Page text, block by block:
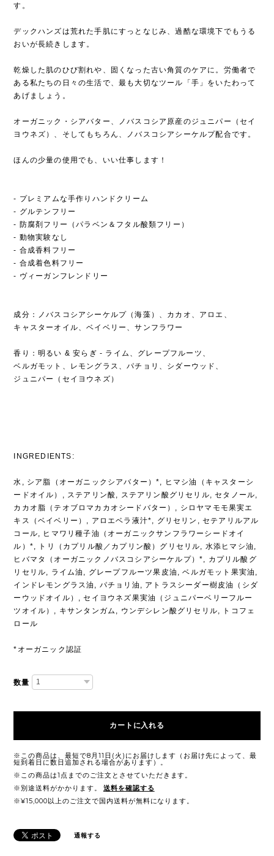
す。
デックハンズは荒れた手肌にすっとなじみ、過酷な環境下でもうる
おいが長続きします。
乾燥した肌のひび割れや、固くなった古い角質のケアに。労働者で
ある私たちの日々の生活で、最も大切なツール「手」をいたわって
あげましょう。
オーガニック・シアバター、ノバスコシア原産のジュニパー（セイ
ヨウネズ）、そしてもちろん、ノバスコシアシーケルプ配合です。
ほんの少量の使用でも、いい仕事します！
- プレミアムな手作りハンドクリーム
- グルテンフリー
- 防腐剤フリー（パラベン＆フタル酸類フリー）
- 動物実験なし
- 合成香料フリー
- 合成着色料フリー
- ヴィーガンフレンドリー
成分：ノバスコシアシーケルプ（海藻）、カカオ、アロエ、
キャスターオイル、ベイベリー、サンフラワー
香り：明るい & 安らぎ - ライム、グレープフルーツ、
ベルガモット、レモングラス、パチョリ、シダーウッド、
ジュニパー（セイヨウネズ）
INGREDIENTS:
水, シア脂（オーガニックシアバター）*, ヒマシ油（キャスターシ
ードオイル）, ステアリン酸, ステアリン酸グリセリル, セタノール,
カカオ脂（テオブロマカカオシードバター）, シロヤマモモ果実エ
キス（ベイベリー）, アロエベラ液汁*, グリセリン, セテアリルアル
コール, ヒマワリ種子油（オーガニックサンフラワーシードオイ
ル）*, トリ（カプリル酸／カプリン酸）グリセリル, 水添ヒマシ油,
ヒバマタ（オーガニックノバスコシアシーケルプ）*, カプリル酸グ
リセリル, ライム油, グレープフルーツ果皮油, ベルガモット果実油,
インドレモングラス油, パチョリ油, アトラスシーダー樹皮油（シダ
ーウッドオイル）, セイヨウネズ果実油（ジュニパーベリーフルー
ツオイル）, キサンタンガム, ウンデシレン酸グリセリル, トコフェ
ロール
*オーガニック認証
数量
カートに入れる
※この商品は、最短で8月11日(火)にお届けします（お届け先によって、最
短到着日に数日追加される場合があります）。
※この商品は1点までのご注文とさせていただきます。
※別途送料がかかります。
送料を確認する
※¥15,000以上のご注文で国内送料が無料になります。
通報する